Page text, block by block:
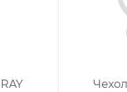
Чехол для лыж RAY